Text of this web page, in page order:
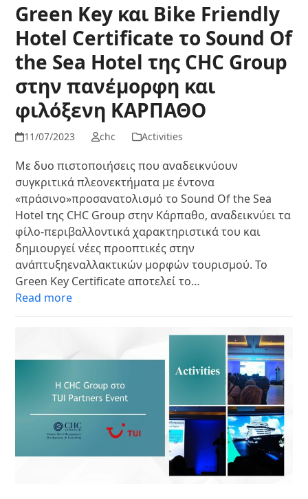
Green Key και Bike Friendly
Hotel Certificate το Sound Of
the Sea Hotel της CHC Group
στην πανέμορφη και
φιλόξενη ΚΑΡΠΑΘΟ
11/07/2023 chc Activities
Με δυο πιστοποιήσεις που αναδεικνύουν
συγκριτικά πλεονεκτήματα με έντονα
«πράσινο»προσανατολισμό το Sound Of the Sea
Hotel της CHC Group στην Κάρπαθο, αναδεικνύει τα
φίλο-περιβαλλοντικά χαρακτηριστικά του και
δημιουργεί νέες προοπτικές στην
ανάπτυξηεναλλακτικών μορφών τουρισμού. Το
Green Key Certificate αποτελεί το…
Read more